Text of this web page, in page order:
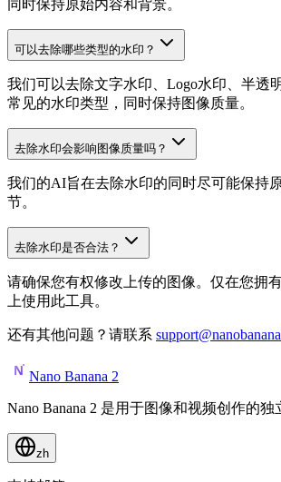
同时保持原始内容和背景。
可以去除哪些类型的水印？
我们可以去除文字水印、Logo水印、半透
常见的水印类型，同时保持图像质量。
去除水印会影响图像质量吗？
我们的AI旨在去除水印的同时尽可能保持
节。
去除水印是否合法？
请确保您有权修改上传的图像。仅在您拥
上使用此工具。
还有其他问题？请联系
Nano Banana 2
Nano Banana 2 是用于图像和视频创作的独
zh